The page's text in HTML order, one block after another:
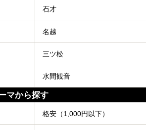
石才
名越
三ツ松
水間観音
マから探す
格安（1,000円以下）